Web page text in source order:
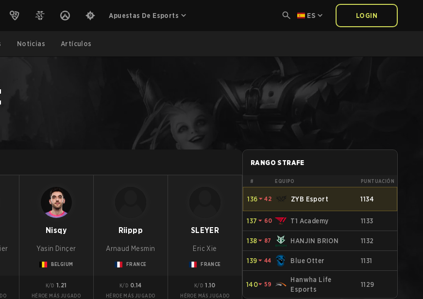
Apuestas De Esports ES LOGIN
Noticias Artículos
Nisqy
Yasin Dinçer
BELGIUM
K/D 1.21
HÉROE MÁS JUGADO
Riippp
Arnaud Mesmin
FRANCE
K/D 0.14
HÉROE MÁS JUGADO
SLEYER
Eric Xie
FRANCE
K/D 1.10
HÉROE MÁS JUGADO
RANGO STRAFE
# EQUIPO PUNTUACIÓN
136 ⏷ 42 ZYB Esport 1134
137 ⏷ 60 T1 Academy 1133
138 ⏷ 87 HANJIN BRION 1132
139 ⏷ 44 Blue Otter 1131
140⏷ 59
Hanwha Life
Esports
1129